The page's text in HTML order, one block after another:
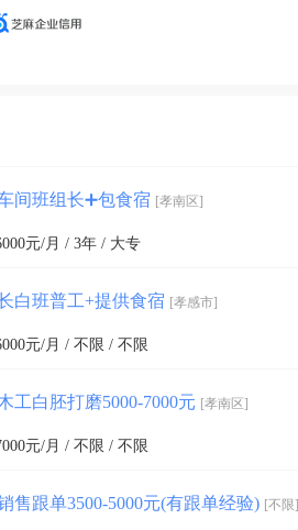
间班组长➕包食宿 [孝南区]
元/月 / 3年 / 大专
白班普工+提供食宿 [孝感市]
元/月 / 不限 / 不限
工白胚打磨5000-7000元 [孝南区]
元/月 / 不限 / 不限
售跟单3500-5000元(有跟单经验) [不限]